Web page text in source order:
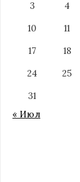
3
4
10
11
17
18
24
25
31
« Июл